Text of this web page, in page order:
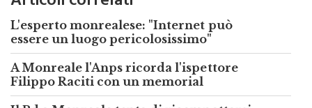
Articoli correlati
L'esperto monrealese: "Internet può
essere un luogo pericolosissimo"
A Monreale l'Anps ricorda l'ispettore
Filippo Raciti con un memorial